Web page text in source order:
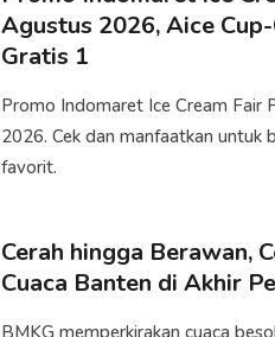
Agustus 2026, Aice
Gratis 1
Promo Indomaret Ice Cream Fair
2026. Cek dan manfaatkan untuk
favorit.
Cerah hingga Berawan,
Cuaca Banten di Akhir
​BMKG memperkirakan cuaca